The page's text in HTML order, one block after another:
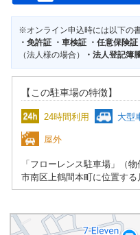
※オンライン申込時には以下の
・免許証 ・車検証 ・任意保険証
（法人様の場合）
・法人登記簿
【この駐車場の特徴】
24時間利用 大型
屋外
「フローレンス駐車場」（
市南区上鶴間本町に位置す